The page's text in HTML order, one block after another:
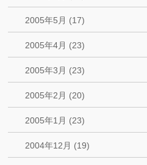
2005年5月 (17)
2005年4月 (23)
2005年3月 (23)
2005年2月 (20)
2005年1月 (23)
2004年12月 (19)